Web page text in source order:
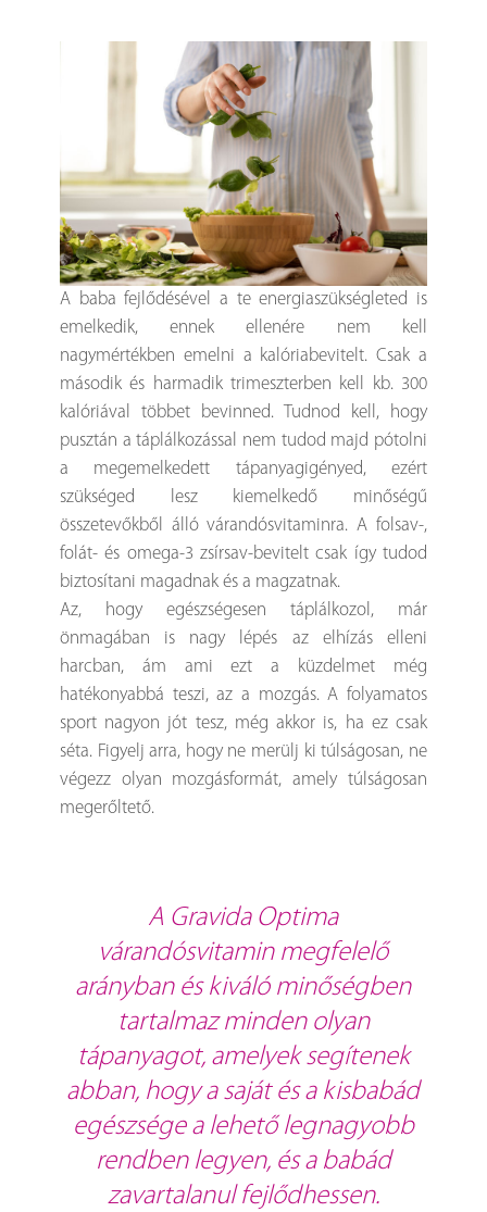
A baba fejlődésével a te energiaszükségleted is
emelkedik, ennek ellenére nem kell
nagymértékben emelni a kalóriabevitelt. Csak a
második és harmadik trimeszterben kell kb. 300
kalóriával többet bevinned. Tudnod kell, hogy
pusztán a táplálkozással nem tudod majd pótolni
a megemelkedett tápanyagigényed, ezért
szükséged lesz kiemelkedő minőségű
összetevőkből álló várandósvitaminra. A folsav-,
folát- és omega-3 zsírsav-bevitelt csak így tudod
biztosítani magadnak és a magzatnak.
Az, hogy egészségesen táplálkozol, már
önmagában is nagy lépés az elhízás elleni
harcban, ám ami ezt a küzdelmet még
hatékonyabbá teszi, az a mozgás. A folyamatos
sport nagyon jót tesz, még akkor is, ha ez csak
séta. Figyelj arra, hogy ne merülj ki túlságosan, ne
végezz olyan mozgásformát, amely túlságosan
megerőltető.
A Gravida Optima
várandósvitamin megfelelő
arányban és kiváló minőségben
tartalmaz minden olyan
tápanyagot, amelyek segítenek
abban, hogy a saját és a kisbabád
egészsége a lehető legnagyobb
rendben legyen, és a babád
zavartalanul fejlődhessen.